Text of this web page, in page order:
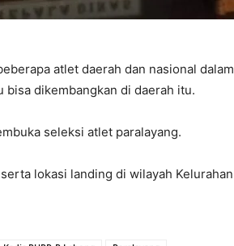
atlet daerah dan nasional dalam
dikembangkan di daerah itu.
seleksi atlet paralayang.
lokasi landing di wilayah Kelurahan